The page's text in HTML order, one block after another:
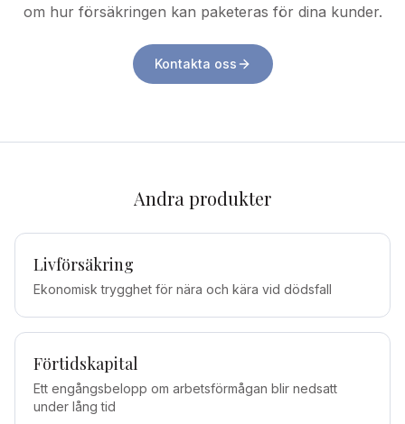
om hur försäkringen kan paketeras för dina kunder.
Kontakta oss
Andra produkter
Livförsäkring
Ekonomisk trygghet för nära och kära vid dödsfall
Förtidskapital
Ett engångsbelopp om arbetsförmågan blir nedsatt
under lång tid